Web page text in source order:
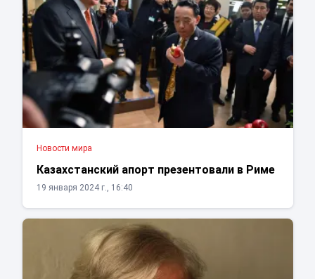
Новости мира
Казахстанский апорт презентовали в Риме
19 января 2024 г., 16:40